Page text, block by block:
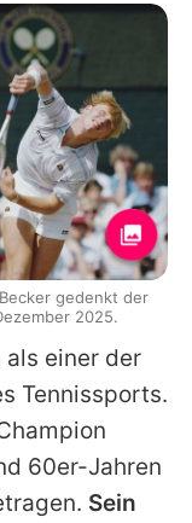
einer der
Tennissports.
60er-Jahren
Sein
gedenkt der
2025.